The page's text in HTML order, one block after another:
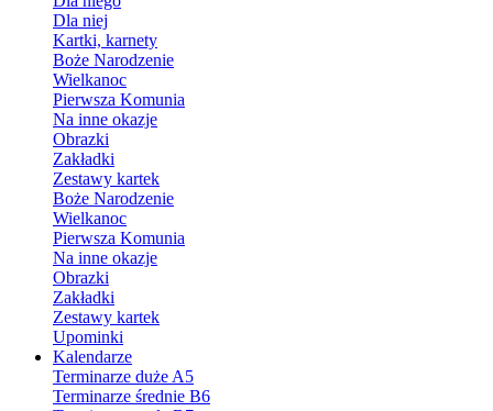
Dla niej
Kartki, karnety
Boże Narodzenie
Wielkanoc
Pierwsza Komunia
Na inne okazje
Obrazki
Zakładki
Zestawy kartek
Boże Narodzenie
Wielkanoc
Pierwsza Komunia
Na inne okazje
Obrazki
Zakładki
Zestawy kartek
Upominki
Kalendarze
Terminarze duże A5
Terminarze średnie B6